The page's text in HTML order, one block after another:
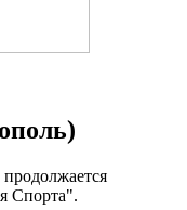
Спорта".